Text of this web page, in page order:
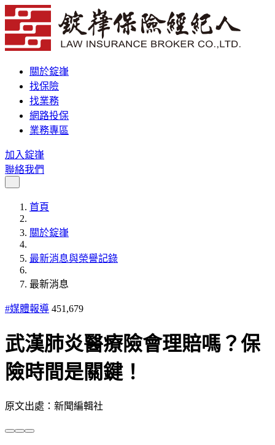
關於錠嵂
找保險
找業務
網路投保
業務專區
加入錠嵂
聯絡我們
首頁
關於錠嵂
最新消息與榮譽記錄
最新消息
#媒體報導 451,679
武漢肺炎醫療險會理賠嗎？保
險時間是關鍵！
原文出處：新聞編輯社